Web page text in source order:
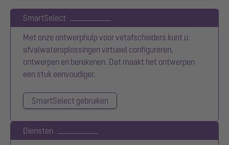
SmartSelect
Met onze ontwerphulp voor vetafscheiders kunt u
afvalwateroplossingen virtueel configureren,
ontwerpen en berekenen. Dat maakt het ontwerpen
een stuk eenvoudiger.
SmartSelect gebruiken
Diensten